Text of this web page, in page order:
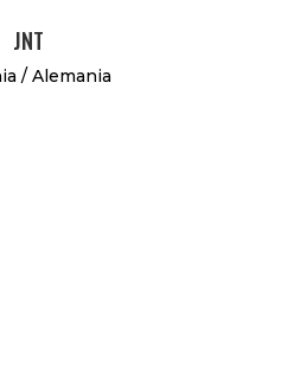
JNT
/ Alemania